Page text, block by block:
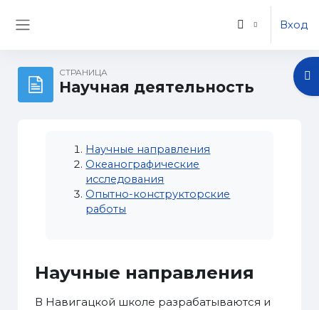
Вход
СТРАНИЦА
Научная деятельность
Научные направления
Океанографические
исследования
Опытно-конструкторские
работы
Научные направления
В Навигацкой школе разрабатываются и